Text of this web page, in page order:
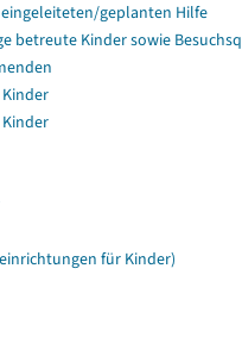
geplanten Hilfe
betreute Kinder sowie
für Kinder)